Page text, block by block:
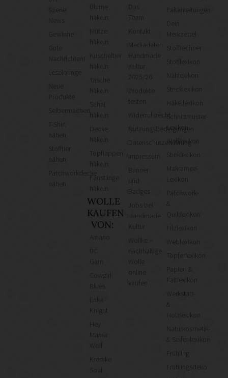
News
Gute
Nachrichten!
Leselounge
Neue
Produkte
Selbermachen
T-Shirt
Stofftier
Patchworkdecke
häkeln
Mütze
häkeln
Kuscheltier
Tasche
häkeln
häkeln
Topflappen
häkeln
Fäustlinge
häkeln
WOLLE
KAUFEN
VON:
Cowgirl
Knight
Mama
Wolf
Kremke
Das
Team
Kontakt
Mediadaten
Kultur
2025/26
Produkte
testen
Widerrufsrecht
Nutzungsbedingungen
Datenschutzerklärung
Kultur
Wollke –
nachhaltige
kaufen
Faltanleitungen
Merkzettel
Stoffrechner
Stofflexikon
Nählexikon
Stricklexikon
Häkellexikon
Schnittmuster-
Lexikon
Wolllexikon
Sticklexikon
Makramee-
Lexikon
Patchwork-
&
Quiltlexikon
Filzlexikon
Weblexikon
Töpferlexikon
Papier- &
Faltlexikon
Werkstatt-
&
Holzlexikon
Naturkosmetik-
& Seifenlexikon
Frühling
Frühlingsdeko